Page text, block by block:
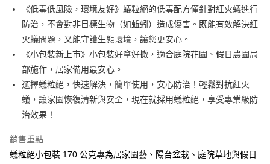
相關說明
【關於「AFTEE先享後付」】
AFTEE先享後付是「在收到商品之後才付款」的支付方式。 讓您購物簡單
便利好安心！
１．簡單：不需註冊會員、不需綁卡、不需儲值。
３．安心：先確認商品／服務後，再付款。
【「AFTEE先享後付」結帳流程】
１．於結帳方式選擇「AFTEE先享後付」後，將跳轉至「AFTEE先享後付」
結帳頁面，進行簡訊認證並確認金額後，即可完成結帳。
３．收到繳費通知簡訊後14天內，點擊此簡訊中的連結，可透過四大超商／
ATM／網路銀行／等多元方式進行付款，方視為交易完成。
※ 請注意：結帳手續完成當下不需立刻繳費，但若您需要取消訂單，請聯絡
ATM付款
運送方式
全家取貨付款
7-11取貨付款
宅配
《低毒低風險，環境友好》蟻粒絕的低毒配方僅針對紅火蟻進行
防治，不會對非目標生物（如蚯蚓）造成傷害。既能有效解決紅
火蟻問題，又能守護生態環境，讓您更安心。
《小包裝新上市》小包裝好拿好撒，適合庭院花園、假日農園局
部施作，居家備用最安心。
選擇蟻粒絕，快速解決，簡單使用，安心防治！輕鬆對抗紅火
蟻，讓家園恢復清新與安全，現在就採用蟻粒絕，享受專業級防
治效果！
銷售重點
蟻粒絕小包裝 170 公克專為居家園藝、陽台盆栽、庭院草地與假日